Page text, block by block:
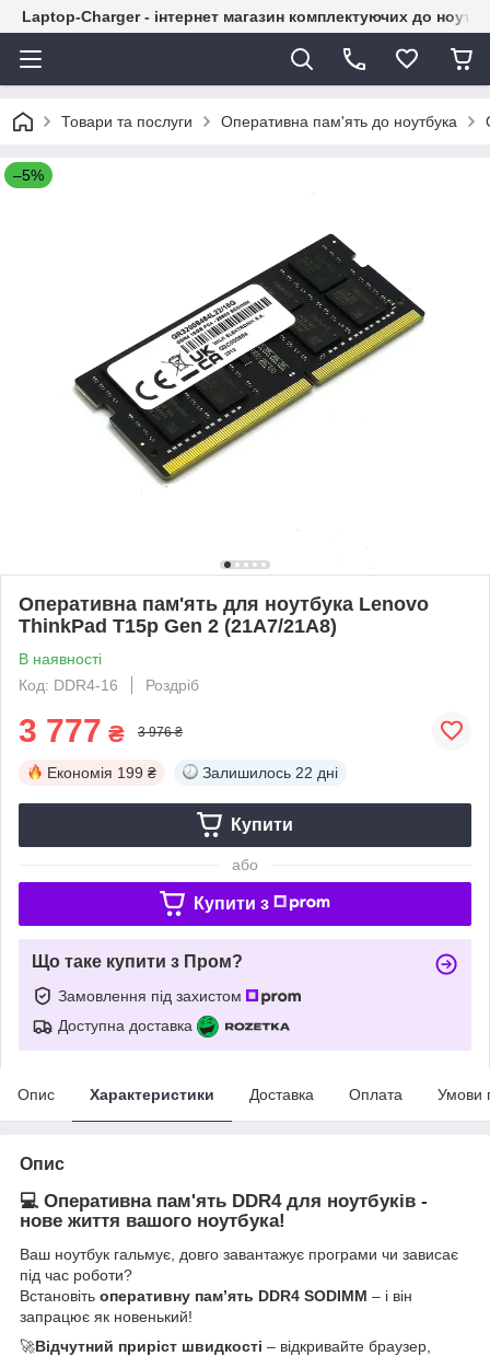
Laptop-Charger - інтернет магазин комплектуючих до
Товари та послуги Оперативна пам'ять до ноутбука
–5%
Оперативна пам'ять для ноутбука Lenovo
ThinkPad T15p Gen 2 (21A7/21A8)
В наявності
Код: DDR4-16
Роздріб
3 777 ₴ 3 976 ₴
Економія 199 ₴ Залишилось 22 дні
Купити
або
Купити з
Що таке купити з Пром?
Замовлення під захистом
Доступна доставка
Опис Характеристики Доставка Оплата Умови
Опис
💻 Оперативна пам'ять DDR4 для ноутбуків -
нове життя вашого ноутбука!
Ваш ноутбук гальмує, довго завантажує програми чи зависає
під час роботи?
Встановіть оперативну пам’ять DDR4 SODIMM – і він
запрацює як новенький!
🚀Відчутний приріст швидкості – відкривайте браузер,